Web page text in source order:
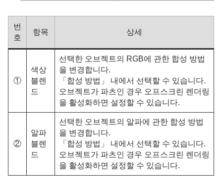
번
호
항목 상세
①
색상
블렌
드
선택한 오브젝트의 RGB에 관한 합성 방법
을 변경합니다.
「합성 방법」 내에서 선택할 수 있습니다.
오브젝트가 파츠인 경우 오프스크린 렌더링
을 활성화하면 설정할 수 있습니다.
②
알파
블렌
드
선택한 오브젝트의 알파에 관한 합성 방법
을 변경합니다.
「합성 방법」 내에서 선택할 수 있습니다.
오브젝트가 파츠인 경우 오프스크린 렌더링
을 활성화하면 설정할 수 있습니다.